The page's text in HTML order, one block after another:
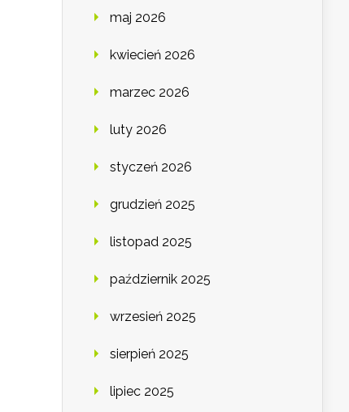
maj 2026
kwiecień 2026
marzec 2026
luty 2026
styczeń 2026
grudzień 2025
listopad 2025
październik 2025
wrzesień 2025
sierpień 2025
lipiec 2025